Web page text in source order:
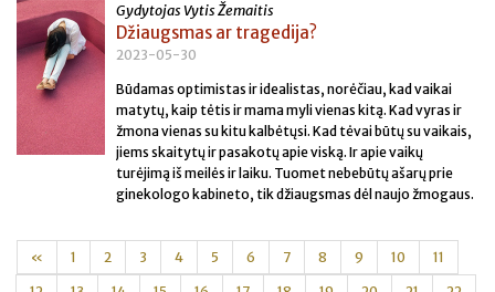
Gydytojas Vytis Žemaitis
Džiaugsmas ar tragedija?
2023-05-30
Būdamas optimistas ir idealistas, norėčiau, kad vaikai
matytų, kaip tėtis ir mama myli vienas kitą. Kad vyras ir
žmona vienas su kitu kalbėtųsi. Kad tėvai būtų su vaikais,
jiems skaitytų ir pasakotų apie viską. Ir apie vaikų
turėjimą iš meilės ir laiku. Tuomet nebebūtų ašarų prie
ginekologo kabineto, tik džiaugsmas dėl naujo žmogaus.
« 1 2 3 4 5 6 7 8 9 10 11